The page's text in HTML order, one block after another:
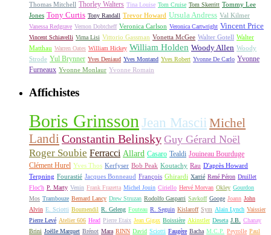
Thomas Mitchell Thorley Walters Tina Louise Tom Cruise Tom Skerritt Tommy Lee
Jones Tony Curtis Tony Randall Trevor Howard Ursula Andress Val Kilmer
Vanessa Redgrave Vernon Dobtcheff Veronica Carlson Veronica Cartwright Vincent Price
Vincent Schiavelli Virna Lisi Vittorio Gassman Vonetta McGee Walter Gotell Walter
Matthau Warren Oates William Hickey William Holden Woody Allen Woody
Strode Yul Brynner Yves Deniaud Yves Montand Yves Robert Yvonne De Carlo Yvonne
Furneaux Yvonne Monlaur Yvonne Romain
Affichistes
Boris Grinsson Jean Mascii Michel
Landi Constantin Belinsky Guy Gérard Noël
Roger Soubie Ferracci Allard Casaro Tealdi Jouineau Bourduge
Clément Hurel Yves Thos Kerfyser Bob Peak Koutachy Rau D'après Howard
Terpning Fourastié Jacques Bonneaud François Ghirardi Xarrié René Péron Druillet
Floc'h P. Marty Venin Frank Frazetta Michel Jouin Ciriello Hervé Morvan Okley Gourdon
Mos Trambouze Bernard Lancy Drew Struzan Rodolfo Gasparri Savkoff Googe Joann John
Alvin E. Sciotti Boumendil R. Geleng Fouteau R. Seguin Kislaroff Sym Alain Lynch Vaissier
Pierre Levé Atelier 606 Head Pierre Etaix Jean Gigax Boissière Akinstler Deseta J.B.
Chanay
Brini Joëlle Marquet Brénot Mara RINN David Sciotti Faugère Bacha M.C.P. Peyrolle Paul